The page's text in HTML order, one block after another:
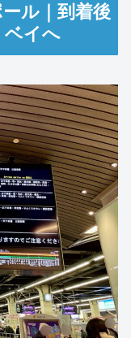
ル｜到着後
ベイへ